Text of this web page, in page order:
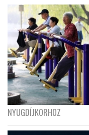
NYUGDÍJKORHOZ